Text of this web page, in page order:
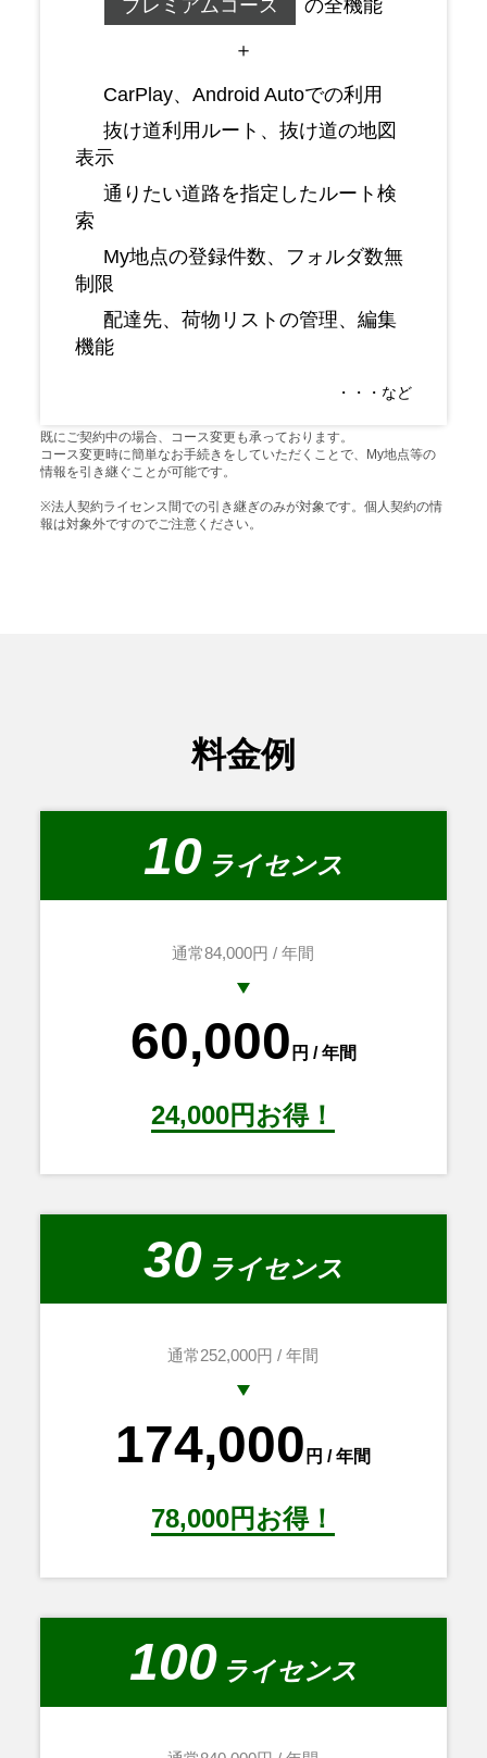
プレミアムコース の全機能
＋
CarPlay、Android Autoでの利用
抜け道利用ルート、抜け道の地図
表示
通りたい道路を指定したルート検
索
My地点の登録件数、フォルダ数無
制限
配達先、荷物リストの管理、編集
機能
・・・など
既にご契約中の場合、コース変更も承っております。
コース変更時に簡単なお手続きをしていただくことで、My地点等の
情報を引き継ぐことが可能です。
※法人契約ライセンス間での引き継ぎのみが対象です。個人契約の情
報は対象外ですのでご注意ください。
料金例
10 ライセンス
通常84,000円 / 年間
60,000 円 / 年間
24,000円お得！
30 ライセンス
通常252,000円 / 年間
174,000 円 / 年間
78,000円お得！
100 ライセンス